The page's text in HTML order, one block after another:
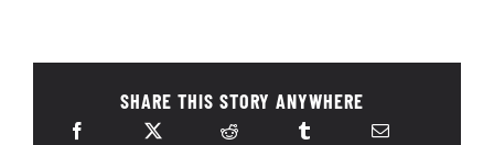
SHARE THIS STORY ANYWHERE